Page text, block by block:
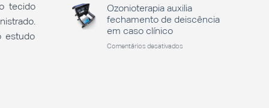
tecido
estudo
presença
ativa
Ozônio
como
Sanitização
Ozonioterapia auxilia
fechamento de deiscência
em caso clínico
Comentários desativadosem